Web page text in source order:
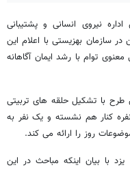
نیروی انسانی و پشتیبانی
سازمان بهزیستی با اعلام این
توام با رشد ایمان آگاهانه
با تشکیل حلقه های تربیتی
شکل می گیرد که در آن افراد حلقه 15 تا 20 نفره کنار هم نشسته و یک نفر به
روز را ارائه می کند.
با بیان اینکه مباحث در این